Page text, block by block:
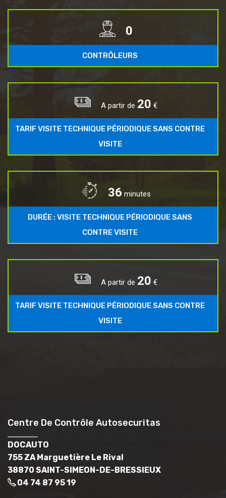
1
CONTRÔLEURS
A partir de 25 €
TARIF VISITE TECHNIQUE PÉRIODIQUE SANS CONTRE
VISITE
45 minutes
DURÉE : VISITE TECHNIQUE PÉRIODIQUE SANS
CONTRE VISITE
A partir de 25 €
TARIF VISITE TECHNIQUE PÉRIODIQUE SANS CONTRE
VISITE
Centre De Contrôle Autosecuritas
DOCAUTO
755 ZA Marguetière Le Rival
38870 SAINT-SIMEON-DE-BRESSIEUX
04 74 87 95 19